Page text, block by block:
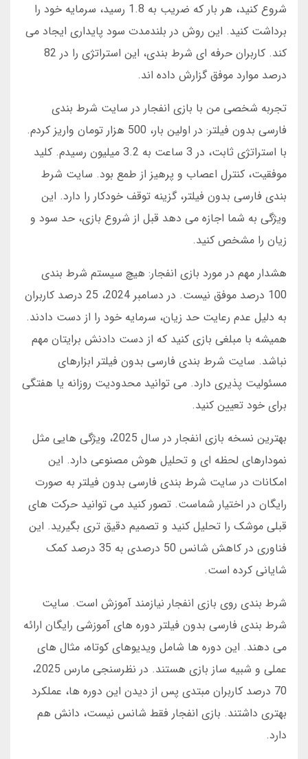
شروع کنید، هر بار که ضریب به 1.8 رسید، سرمایه خود را
برداشت کنید. این روش در بلندمدت سود پایداری ایجاد می
کند. کاربران حرفه ای شرط بندی، این استراتژی را در 82
درصد موارد موفق گزارش داده اند.
تجربه شخصی من با بازی انفجار در سایت شرط بندی
فارسی بدون فیلتر: در اولین بار، 500 هزار تومان واریز کردم.
با استراتژی ثابت، در 3 ساعت به 3.2 میلیون رسیدم. کلید
موفقیت، کنترل اعصاب و پرهیز از طمع بود. سایت شرط
بندی فارسی بدون فیلتر، گزینه توقف خودکار را دارد. این
ویژگی به شما اجازه می دهد قبل از شروع بازی، حد سود و
زیان را مشخص کنید.
هشدار مهم در مورد بازی انفجار: هیچ سیستم شرط بندی
100 درصد موفق نیست. در دسامبر 2024، 25 درصد کاربران
به دلیل عدم رعایت حد زیان، سرمایه خود را از دست دادند.
همیشه با مبلغی بازی کنید که از دست دادنش برایتان مهم
نباشد. سایت شرط بندی فارسی بدون فیلتر ابزارهای
مسئولیت پذیری دارد. می توانید محدودیت روزانه یا هفتگی
برای خود تعیین کنید.
بهترین نسخه بازی انفجار در سال 2025، ویژگی هایی مثل
نمودارهای لحظه ای و تحلیل هوش مصنوعی دارد. این
امکانات در سایت شرط بندی فارسی بدون فیلتر به صورت
رایگان در اختیار شماست. تصور کنید می توانید حرکت های
قبلی موشک را تحلیل کنید و تصمیم دقیق تری بگیرید. این
فناوری در کاهش شانس 50 درصدی به 35 درصد کمک
شایانی کرده است.
شرط بندی روی بازی انفجار نیازمند آموزش است. سایت
شرط بندی فارسی بدون فیلتر دوره های آموزشی رایگان ارائه
می دهند. این دوره ها شامل ویدیوهای کوتاه، مثال های
عملی و شبیه ساز بازی هستند. در نظرسنجی مارس 2025،
70 درصد کاربران مبتدی پس از دیدن این دوره ها، عملکرد
بهتری داشتند. بازی انفجار فقط شانس نیست، دانش هم
دارد.